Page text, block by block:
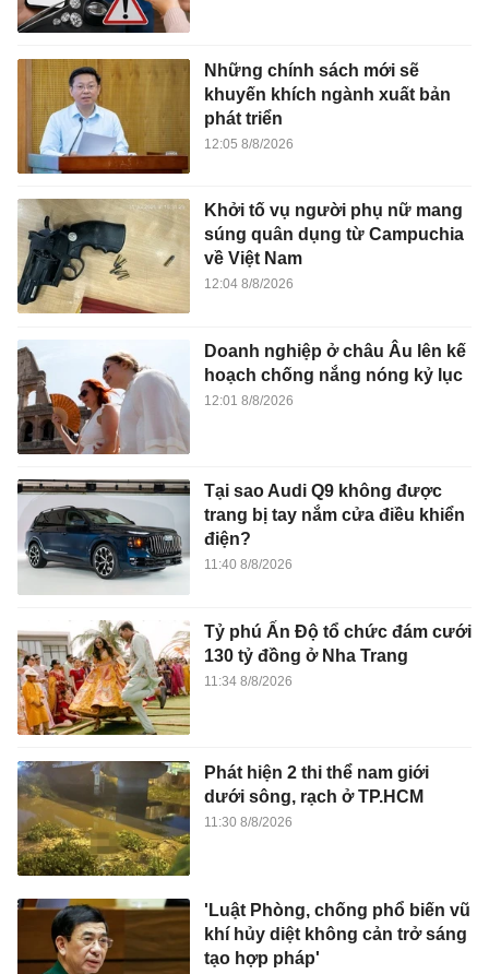
Khởi tố vụ người phụ nữ mang
súng quân dụng từ Campuchia
về Việt Nam
Doanh nghiệp ở châu Âu lên kế
hoạch chống nắng nóng kỷ lục
12:01 8/8/2026
Tại sao Audi Q9 không được
trang bị tay nắm cửa điều khiển
điện?
Tỷ phú Ấn Độ tổ chức đám cưới
130 tỷ đồng ở Nha Trang
11:34 8/8/2026
Phát hiện 2 thi thể nam giới
dưới sông, rạch ở TP.HCM
'Luật Phòng, chống phổ biến vũ
khí hủy diệt không cản trở sáng
tạo hợp pháp'
Đến Microsoft cũng phải đi
livestream bán hàng
1 giờ trước Kinh doanh